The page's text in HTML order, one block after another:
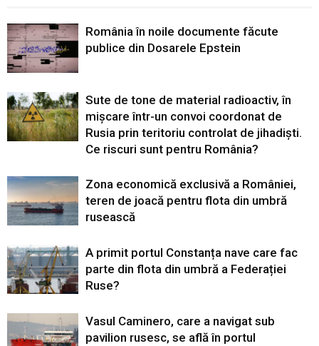
România în noile documente făcute
publice din Dosarele Epstein
Sute de tone de material radioactiv, în
mișcare într-un convoi coordonat de
Rusia prin teritoriu controlat de jihadiști.
Ce riscuri sunt pentru România?
Zona economică exclusivă a României,
teren de joacă pentru flota din umbră
rusească
A primit portul Constanța nave care fac
parte din flota din umbră a Federației
Ruse?
Vasul Caminero, care a navigat sub
pavilion rusesc, se află în portul